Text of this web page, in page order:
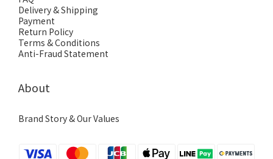
Delivery & Shipping
Payment
Return Policy
Terms & Conditions
Anti-Fraud Statement
About
Brand Story & Our Values